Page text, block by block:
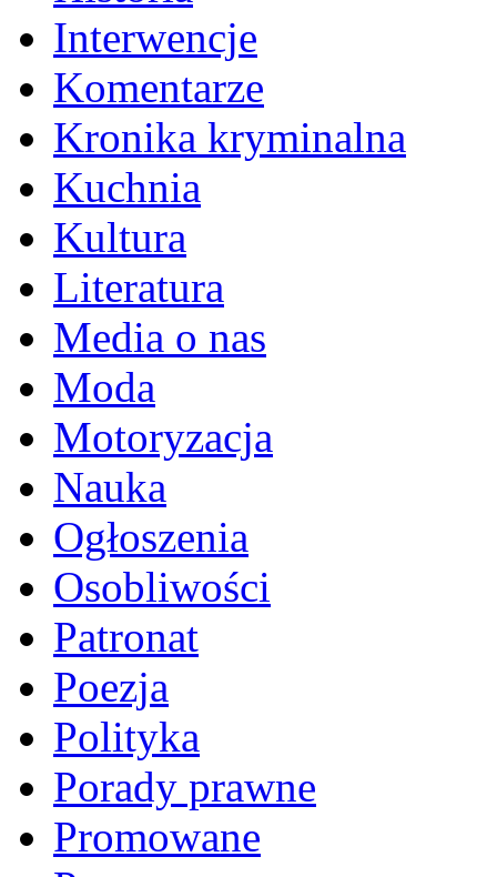
Interwencje
Komentarze
Kronika kryminalna
Kuchnia
Kultura
Literatura
Media o nas
Moda
Motoryzacja
Nauka
Ogłoszenia
Osobliwości
Patronat
Poezja
Polityka
Porady prawne
Promowane